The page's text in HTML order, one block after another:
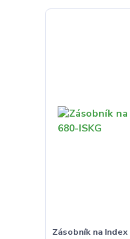
Zásobník na